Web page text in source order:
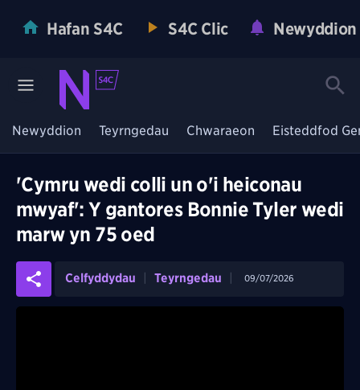
Hafan S4C S4C Clic Newyddion
Newyddion Teyrngedau Chwaraeon Eisteddfod
'Cymru wedi colli un o'i heiconau
mwyaf': Y gantores Bonnie Tyler wedi
marw yn 75 oed
Celfyddydau Teyrngedau 09/07/2026